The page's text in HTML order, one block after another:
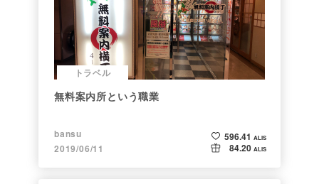
トラベル
無料案内所という職業
bansu
2019/06/11
596.41 ALIS
84.20 ALIS